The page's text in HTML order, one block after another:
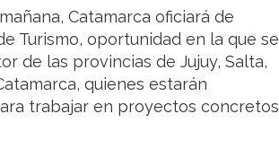
Catamarca oficiará de
Turismo, oportunidad en la que se
de las provincias de Jujuy, Salta,
quienes estarán
trabajar en proyectos concretos